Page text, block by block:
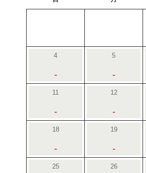
4
-
5
-
11
-
12
-
18
-
19
-
25 26